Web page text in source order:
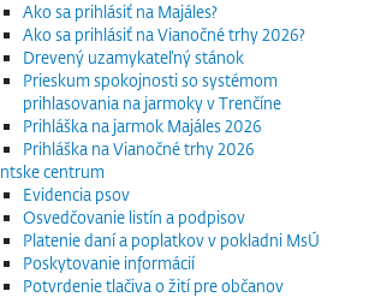
Ako sa prihlásiť na Majáles?
Ako sa prihlásiť na Vianočné trhy 2026?
Drevený uzamykateľný stánok
Prieskum spokojnosti so systémom
prihlasovania na jarmoky v Trenčíne
Prihláška na jarmok Majáles 2026
Prihláška na Vianočné trhy 2026
centrum
Evidencia psov
Osvedčovanie listín a podpisov
Platenie daní a poplatkov v pokladni MsÚ
Poskytovanie informácií
Potvrdenie tlačiva o žití pre občanov